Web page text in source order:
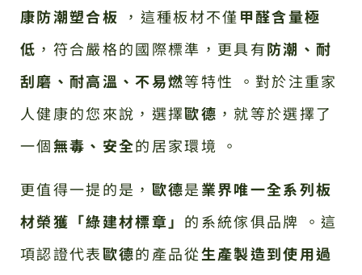
康防潮塑合板 ，這種板材不僅甲醛含量極
低 ，符合嚴格的國際標準，更具有防潮、耐
刮磨、耐高溫、不易燃等特性 。對於注重家
人健康的您來說，選擇歐德 ，就等於選擇了
一個無毒、安全的居家環境 。
更值得一提的是， 歐德是業界唯一全系列板
材榮獲「綠建材標章」 的系統傢俱品牌 。這
項認證代表歐德的產品從生產製造到使用過